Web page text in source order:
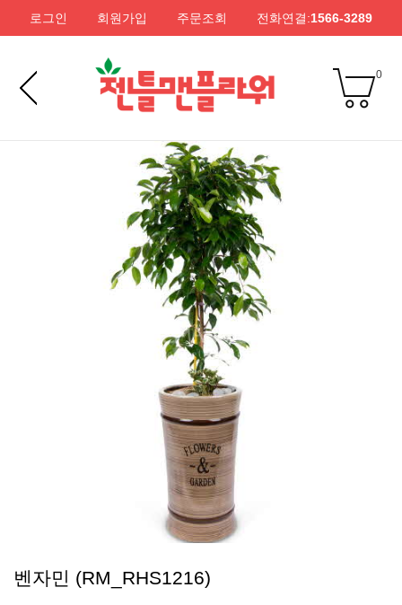
로그인 회원가입 주문조회 전화연결:1566-3289
0
벤자민 (RM_RHS1216)